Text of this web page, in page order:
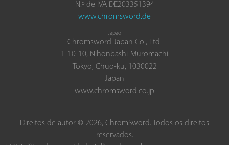
N.º de IVA DE203351394
www.chromsword.de
Japão
Chromsword Japan Co., Ltd.
1-10-10, Nihonbashi-Muromachi
Tokyo, Chuo-ku, 1030022
Japan
www.chromsword.co.jp
Direitos de autor © 2026, ChromSword. Todos os direitos
reservados.